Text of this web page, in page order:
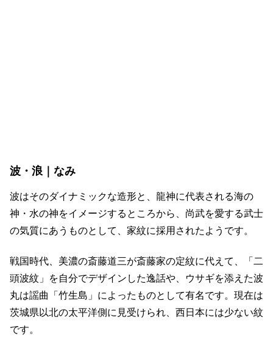
波・浪｜なみ
波はそのダイナミックな造形と、龍神に代表される海の
神・水の神をイメージするところから、尚武を愛する武士
の気質にあうものとして、家紋に採用されたようです。
戦国時代、美濃の斎藤道三が斎藤家の定紋に代えて、「二
頭波紋」を自分でデザインした逸話や、ウサギを添えた波
丸は謡曲「竹生島」によったものとして有名です。現在は
茨城県以北の太平洋側に見受けられ、西日本には少ない紋
です。